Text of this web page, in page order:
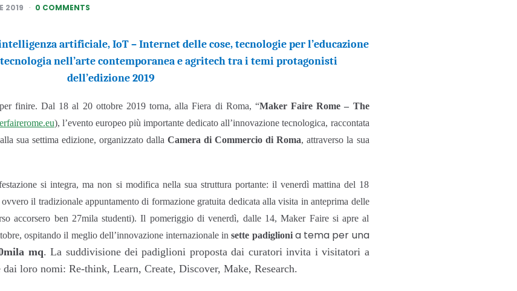
2019 0 COMMENTS
artificiale, IoT – Internet delle cose, tecnologie per l’educazione
nell’arte contemporanea e agritech tra i temi protagonisti
dell’edizione 2019
per finire.Dal 18 al 20 ottobre 2019 torna, alla Fiera di Roma, “Maker Faire Rome – The
eu), l’evento europeo più importante dedicato all’innovazione tecnologica, raccontata
sua settima edizione, organizzato dalla Camera di Commercio di Roma, attraverso la sua
si integra, ma non si modifica nella sua struttura portante: il venerdì mattina del 18
ovvero il tradizionale appuntamento di formazione gratuita dedicata alla visita in anteprima delle
accorsero ben 27mila studenti). Il pomeriggio di venerdì, dalle 14, Maker Faire si apre al
ospitando il meglio dell’innovazione internazionale insette padiglionia tema per una
mq. La suddivisione dei padiglioni proposta dai curatori invita i visitatori a
loro nomi: Re-think, Learn, Create, Discover, Make, Research.